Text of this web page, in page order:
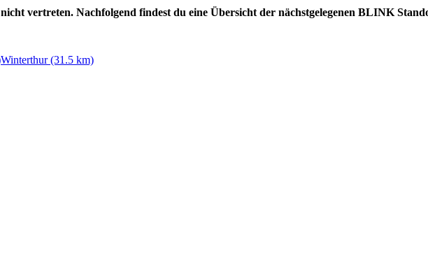
vertreten. Nachfolgend findest du eine Übersicht der nächstgelegenen BLINK
Winterthur (31.5 km)